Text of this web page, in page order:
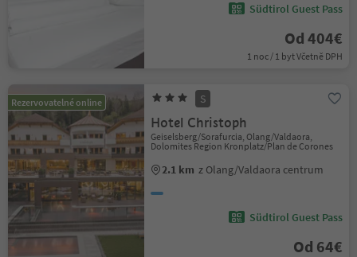
Südtirol Guest Pass
Od 404€
1 noc / 1 byt Včetně DPH
Rezervovatelné online S
Hotel Christoph
Geiselsberg/Sorafurcia, Olang/Valdaora,
Dolomites Region Kronplatz/Plan de Corones
2.1 km z Olang/Valdaora centrum
Südtirol Guest Pass
Od 64€